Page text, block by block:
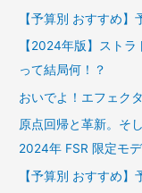
【予算別 おすすめ
【2024年版】スト
って結局何！？
おいでよ！エフェク
原点回帰と革新。そ
2024年 FSR 限定モ
【予算別 おすすめ